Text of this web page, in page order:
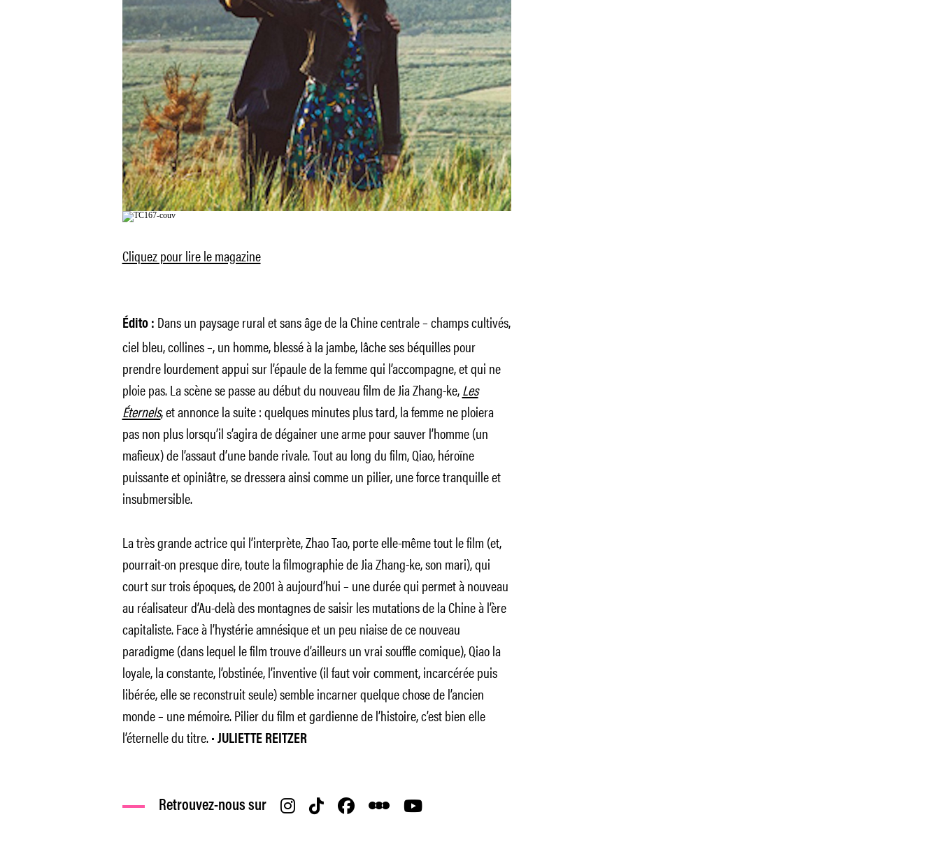
Cliquez pour lire le magazine
Édito : Dans un paysage rural et sans âge de la Chine centrale – champs cultivés,
ciel bleu, collines –, un homme, blessé à la jambe, lâche ses béquilles pour
prendre lourdement appui sur l’épaule de la femme qui l’accompagne, et qui ne
ploie pas. La scène se passe au début du nouveau film de Jia Zhang-ke,Les
Éternels, et annonce la suite : quelques minutes plus tard, la femme ne ploiera
pas non plus lorsqu’il s’agira de dégainer une arme pour sauver l’homme (un
mafieux) de l’assaut d’une bande rivale. Tout au long du film, Qiao, héroïne
puissante et opiniâtre, se dressera ainsi comme un pilier, une force tranquille et
insubmersible.
La très grande actrice qui l’interprète, Zhao Tao, porte elle-même tout le film (et,
pourrait-on presque dire, toute la filmographie de Jia Zhang-ke, son mari), qui
court sur trois époques, de 2001 à aujourd’hui – une durée qui permet à nouveau
au réalisateur d’Au-delà des montagnes de saisir les mutations de la Chine à l’ère
capitaliste. Face à l’hystérie amnésique et un peu niaise de ce nouveau
paradigme (dans lequel le film trouve d’ailleurs un vrai souffle comique), Qiao la
loyale, la constante, l’obstinée, l’inventive (il faut voir comment, incarcérée puis
libérée, elle se reconstruit seule) semble incarner quelque chose de l’ancien
monde – une mémoire. Pilier du film et gardienne de l’histoire, c’est bien elle
l’éternelle du titre. • JULIETTE REITZER
Retrouvez-nous sur